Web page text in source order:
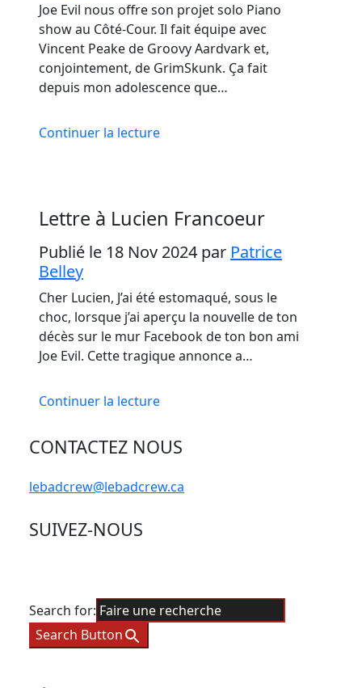
Joe Evil nous offre son projet solo Piano
show au Côté-Cour. Il fait équipe avec
Vincent Peake de Groovy Aardvark et,
conjointement, de GrimSkunk. Ça fait
depuis mon adolescence que…
Continuer la lecture
Lettre à Lucien Francoeur
Publié le 18 Nov 2024 par Patrice
Belley
Cher Lucien, J’ai été estomaqué, sous le
choc, lorsque j’ai aperçu la nouvelle de ton
décès sur le mur Facebook de ton bon ami
Joe Evil. Cette tragique annonce a…
Continuer la lecture
CONTACTEZ NOUS
lebadcrew@lebadcrew.ca
SUIVEZ-NOUS
Search for:
Search Button